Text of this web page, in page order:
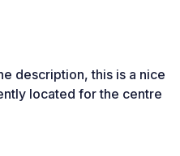
description, this is a nice
located for the centre